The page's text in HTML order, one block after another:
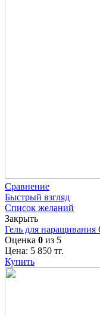
Сравнение
Быстрый взгляд
Список желаний
Закрыть
Гель для
Оценка 0 из 5
Цена: 5 850 тг.
Купить